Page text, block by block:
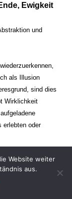
Ewigkeit
und
als Illusion
sind dies
Wirklichkeit
erlebten oder
Zeit steht still
auch farblich, bis
stellen ambivalente
Website weiter
aus.